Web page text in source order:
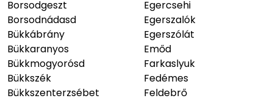
Borsodgeszt
Borsodnádasd
Bükkábrány
Bükkaranyos
Bükkmogyorósd
Bükkszék
Bükkszenterzsébet
Egercsehi
Egerszalók
Egerszólát
Emőd
Farkaslyuk
Fedémes
Feldebrő